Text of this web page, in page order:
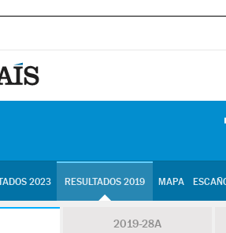
2023 RESULTADOS 2019 MAPA
2019-28A